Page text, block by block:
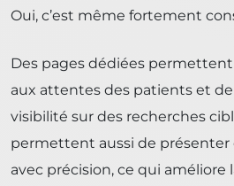
Oui, c’est même fortement
Des pages dédiées
aux attentes des patients et
visibilité sur des recherches
permettent aussi de présenter
avec précision, ce qui améliore